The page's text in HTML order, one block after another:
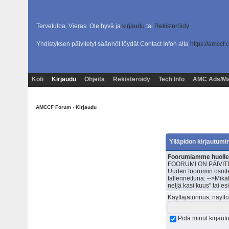
Tervetuloa, Vieras. Ole hyvä ja kirjaudu tai Rekisteröidy
Yhdistyksen päivitetyt säännöt löydät Contact Infon alta https://
Koti Kirjaudu Ohjeita Rekisteröidy Tech Info AMC Ads/
AMCCF Forum › Kirjaudu
Ylläpidon
Foorumiamme
FOORUMI ON
Uuden foorumin
tallennettuna. --
neljä kasi kuus" tai
Käyttäjätunnus,
Pidä minut